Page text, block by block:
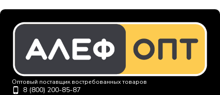
Оптовый поставщик востребованных товаров
8 (800) 200-85-87